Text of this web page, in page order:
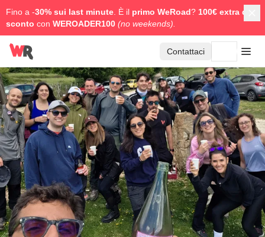
Fino a -30% sui last minute . È il primo WeRoad? 100€ extra di
sconto con WEROADER100 (no weekends).
Contattaci